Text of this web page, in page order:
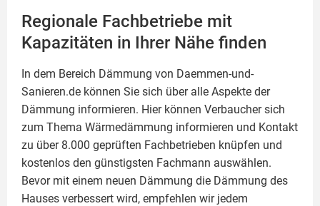
Regionale Fachbetriebe mit
Kapazitäten in Ihrer Nähe finden
In dem Bereich Dämmung von Daemmen-und-
Sanieren.de können Sie sich über alle Aspekte der
Dämmung informieren. Hier können Verbaucher sich
zum Thema Wärmedämmung informieren und Kontakt
zu über 8.000 geprüften Fachbetrieben knüpfen und
kostenlos den günstigsten Fachmann auswählen.
Bevor mit einem neuen Dämmung die Dämmung des
Hauses verbessert wird, empfehlen wir jedem